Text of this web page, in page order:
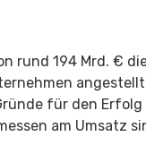
rund 194 Mrd. €
für den
am Umsatz